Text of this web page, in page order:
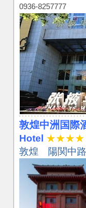
0936-8257777
敦煌中洲国際
Hotel ★★★★
敦煌 陽関中